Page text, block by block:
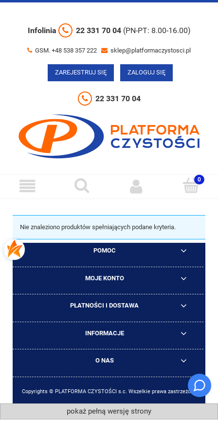
Infolinia 22 331 70 04 (PN-PT: 8.00-16.00)
GSM. +48 538 357 222 sklep@platformaczystosci.pl
ZAREJESTRUJ SIĘ ZALOGUJ SIĘ
22 331 70 04
Nie znaleziono produktów spełniających podane kryteria.
POMOC
MOJE KONTO
PŁATNOŚCI I DOSTAWA
INFORMACJE
O NAS
Copyrights © PLATFORMA CZYSTOŚCI s.c. Wszelkie prawa zastrzeżone
pokaż pełną wersję strony